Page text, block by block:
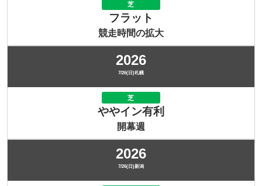
芝
フラット
競走時間の拡大
2026
7/26(日)札幌
芝
ややイン有利
開幕週
2026
7/26(日)新潟